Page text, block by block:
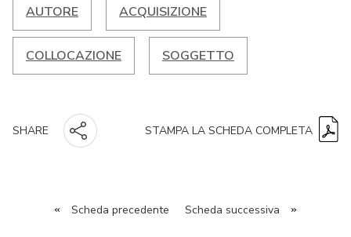
AUTORE ACQUISIZIONE
COLLOCAZIONE SOGGETTO
SHARE STAMPA LA SCHEDA COMPLETA
« Scheda precedente Scheda successiva »